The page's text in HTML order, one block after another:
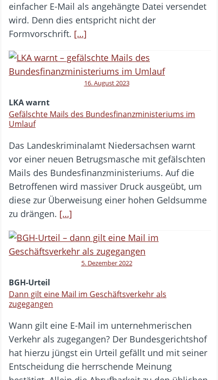
einfacher E-Mail als angehängte Datei versendet
wird. Denn dies entspricht nicht der
Formvorschrift. […]
16. August 2023
LKA warnt
Gefälschte Mails des Bundesfinanzministeriums im
Umlauf
Das Landeskriminalamt Niedersachsen warnt
vor einer neuen Betrugsmasche mit gefälschten
Mails des Bundesfinanzministeriums. Auf die
Betroffenen wird massiver Druck ausgeübt, um
diese zur Überweisung einer hohen Geldsumme
zu drängen. […]
5. Dezember 2022
BGH-Urteil
Dann gilt eine Mail im Geschäftsverkehr als
zugegangen
Wann gilt eine E-Mail im unternehmerischen
Verkehr als zugegangen? Der Bundesgerichtshof
hat hierzu jüngst ein Urteil gefällt und mit seiner
Entscheidung die herrschende Meinung